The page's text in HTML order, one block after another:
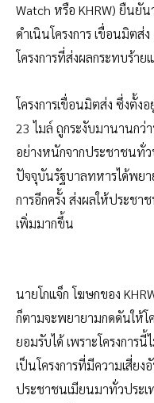
Watch หรือ KHRW) ยืนยั
ดำเนินโครงการ เขื่อนมิตส่
โครงการที่ส่งผลกระทบร้า
โครงการเขื่อนมิตส่ง ซึ่งตั้ง
23 ไมล์ ถูกระงับมานานกว่
อย่างหนักจากประชาชนทั่ว
ปัจจุบันรัฐบาลทหารได้พยา
การอีกครั้ง ส่งผลให้ประช
เพิ่มมากขึ้น
นายโกแจ็ก โฆษกของ
ก็ตามจะพยายามกดดันให้โ
ยอมรับได้ เพราะโครงการ
เป็นโครงการที่มีความเสี่ย
ประชาชนเมียนมาทั่วประ